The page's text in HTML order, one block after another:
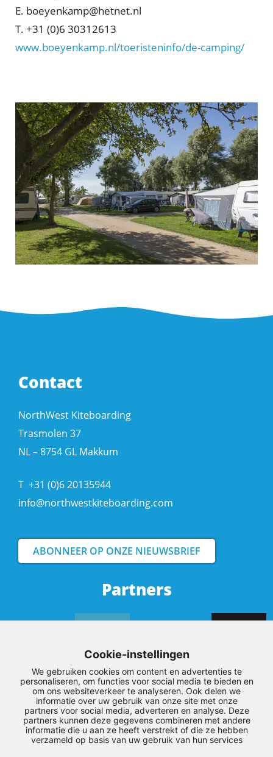
E. boeyenkamp@hetnet.nl
T. +31 (0)6 30312613
www.boeyenkamp.nl/toeristeninfo/de-camping/
Partners
Contact
NorthWest Kiteboarding
Trasmolen 37
NL – 8754 GL Makkum
T +31 (0)6 20135944
info@northwestkiteboarding.com
ABONNEER OP ONZE NIEUWSBRIEF
Cookie-instellingen
We gebruiken cookies om content en advertenties te
personaliseren, om functies voor social media te bieden en
om ons websiteverkeer te analyseren. Ook delen we
informatie over uw gebruik van onze site met onze
partners voor social media, adverteren en analyse. Deze
partners kunnen deze gegevens combineren met andere
informatie die u aan ze heeft verstrekt of die ze hebben
verzameld op basis van uw gebruik van hun services